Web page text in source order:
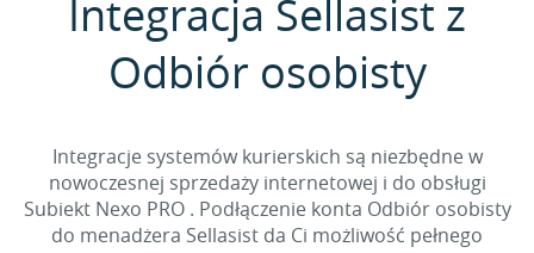
Integracja Sellasist z
Odbiór osobisty
Integracje systemów kurierskich są niezbędne w
nowoczesnej sprzedaży internetowej i do obsługi
Subiekt Nexo PRO . Podłączenie konta Odbiór osobisty
do menadżera Sellasist da Ci możliwość pełnego